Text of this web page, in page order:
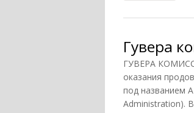
Гувера
ГУВЕРА
оказания
под названием
Administration).